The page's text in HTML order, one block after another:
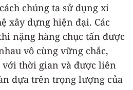
chúng ta sử dụng xi
xây dựng hiện đại. Các
nặng hàng chục tấn được
vô cùng vững chắc,
thời gian và được liên
dựa trên trọng lượng của